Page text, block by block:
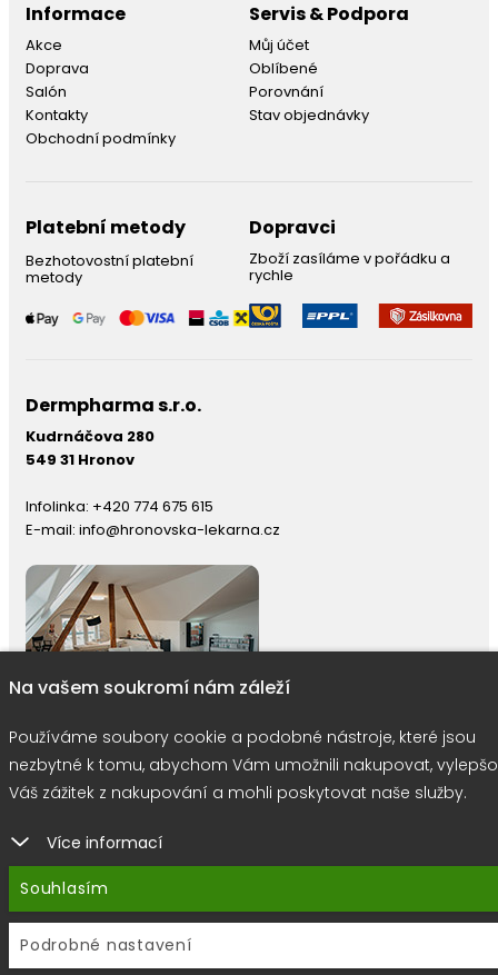
Informace
Akce
Doprava
Salón
Kontakty
Obchodní podmínky
Servis & Podpora
Můj účet
Oblíbené
Porovnání
Stav objednávky
Platební metody
Bezhotovostní platební
metody
Dopravci
Zboží zasíláme v pořádku a
rychle
Dermpharma s.r.o.
Kudrnáčova 280
549 31 Hronov
Infolinka: +420 774 675 615
E-mail: info@hronovska-lekarna.cz
Používáme soubory cookie
Na vašem soukromí nám záleží
Používáme soubory cookie a podobné nástroje, které jsou
nezbytné k tomu, abychom Vám umožnili nakupovat,
Váš zážitek z nakupování a mohli poskytovat naše služby.
Více informací
Souhlasím
Podrobné nastavení